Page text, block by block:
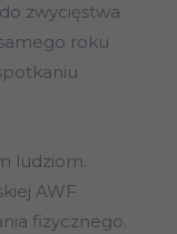
zwycięstwa
roku
ludziom.
AWF
fizycznego.